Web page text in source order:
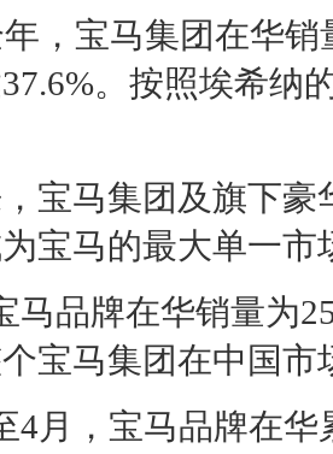
， 宝马集团在华销
。按照埃希纳
宝马集团及旗下豪
宝马的最大单一市
马品牌在华销量为
宝马集团在中国市
月， 宝马品牌在华